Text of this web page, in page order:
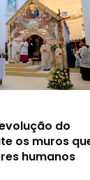
do
os muros
humanos